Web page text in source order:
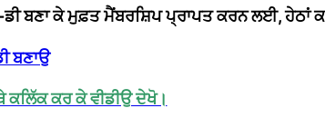
ਬਣਾ ਕੇ ਮੁਫ਼ਤ ਮੈਂਬਰਸ਼ਿਪ ਪ੍ਰਾਪਤ ਕਰਨ ਲਈ, ਹੇਠਾਂ
ਬਣਾਉ
ਕਰ ਕੇ ਵੀਡੀਉ ਦੇਖੋ।